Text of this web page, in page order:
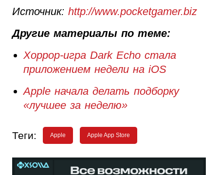
Источник: http://www.pocketgamer.biz
Другие материалы по теме:
Хоррор-игра Dark Echo стала
приложением недели на iOS
Apple начала делать подборку
«лучшее за неделю»
Теги: Apple Apple App Store